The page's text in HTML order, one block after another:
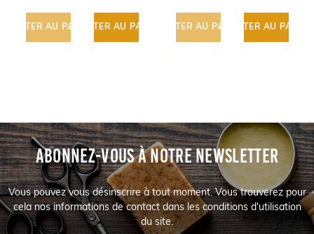
man
AJOUTER AU PANIER
Ariana
AJOUTER AU PANIER
man
AJOUTER AU PANIER
Ariana
AJOUTER AU PANIER
ABONNEZ-VOUS À NOTRE NEWSLETTER
Vous pouvez vous désinscrire à tout moment. Vous trouverez pour
cela nos informations de contact dans les conditions d'utilisation
du site.